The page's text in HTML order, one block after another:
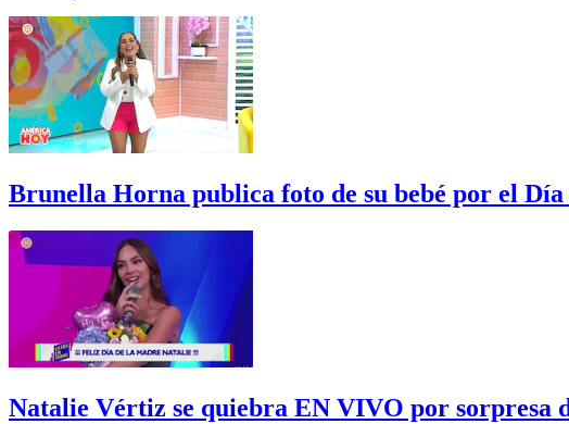
Brunella Horna publica foto de su bebé por el
Natalie Vértiz se quiebra EN VIVO por sorpresa